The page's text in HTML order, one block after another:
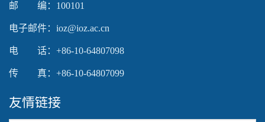
邮 编：100101
电子邮件：ioz@ioz.ac.cn
电 话：+86-10-64807098
传 真：+86-10-64807099
友情链接